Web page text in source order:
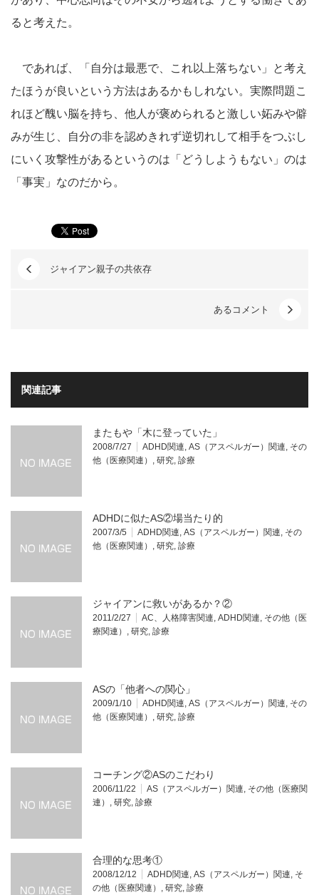
ると考えた。
であれば、「自分は最悪で、これ以上落ちない」と考え
たほうが良いという方法はあるかもしれない。実際問題こ
れほど醜い脳を持ち、他人が褒められると激しい妬みや僻
みが生じ、自分の非を認めきれず逆切れして相手をつぶし
にいく攻撃性があるというのは「どうしようもない」のは
「事実」なのだから。
ジャイアン親子の共依存
あるコメント
関連記事
またもや「木に登っていた」
2008/7/27 ADHD関連, AS（アスペルガー）関連, その
他（医療関連） , 研究, 診療
ADHDに似たAS②場当たり的
2007/3/5 ADHD関連, AS（アスペルガー）関連, その
他（医療関連） , 研究, 診療
ジャイアンに救いがあるか？②
2011/2/27 AC、人格障害関連, ADHD関連, その他（医
療関連） , 研究, 診療
ASの「他者への関心」
2009/1/10 ADHD関連, AS（アスペルガー）関連, その
他（医療関連） , 研究, 診療
コーチング②ASのこだわり
2006/11/22 AS（アスペルガー）関連, その他（医療関
連） , 研究, 診療
合理的な思考①
2008/12/12 ADHD関連, AS（アスペルガー）関連, そ
の他（医療関連） , 研究, 診療